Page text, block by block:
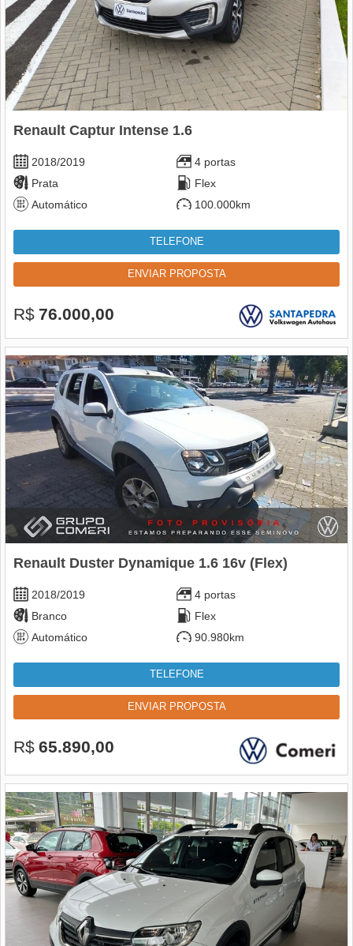
Renault Captur Intense 1.6
2018/2019
4 portas
Prata
Flex
Automático
100.000km
TELEFONE
ENVIAR PROPOSTA
R$ 76.000,00
Renault Duster Dynamique 1.6 16v (Flex)
2018/2019
4 portas
Branco
Flex
Automático
90.980km
TELEFONE
ENVIAR PROPOSTA
R$ 65.890,00